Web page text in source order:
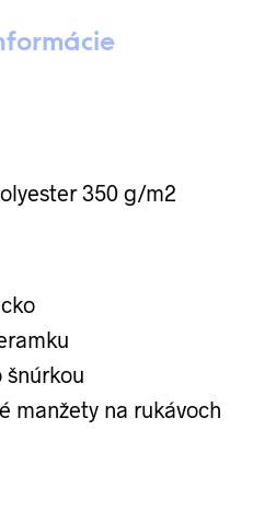
350 g/m2
manžety na rukávoch